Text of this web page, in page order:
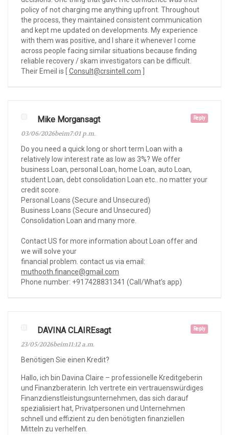
policy of not charging me anything upfront. Throughout
the process, they maintained consistent communication
and kept me updated on developments. My experience
with them was positive, and I share it whenever I come
across people facing similar situations because finding
reliable recovery / skam investigators can be difficult.
Their Emeil is [ Consult@crsintell.com
Reply
Mike Morgansagt
03/06/2026beim7:01 p.m.
Do you need a quick long or short term Loan with a
relatively low interest rate as low as 3%? We offer
business Loan, personal Loan, home Loan, auto Loan,
student Loan, debt consolidation Loan etc.. no matter your
credit score.
Personal Loans (Secure and Unsecured)
Business Loans (Secure and Unsecured)
Consolidation Loan and many more.
Contact US for more information about Loan offer and
we will solve your
financial problem. contact us via email:
muthooth.finance@gmail.com
Phone number: +917428831341 (Call/What’s app)
Reply
DAVINA CLAIREsagt
23/05/2026beim11:12 a.m.
Benötigen Sie einen Kredit?
Hallo, ich bin Davina Claire – professionelle Kreditgeberin
und Finanzberaterin. Ich vertrete ein vertrauenswürdiges
Finanzdienstleistungsunternehmen, das sich darauf
spezialisiert hat, Privatpersonen und Unternehmen
schnell und effizient zu den benötigten finanziellen
Mitteln zu verhelfen.